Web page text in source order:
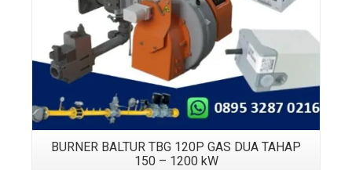
BURNER BALTUR TBG 120P GAS DUA TAHAP
150 – 1200 kW